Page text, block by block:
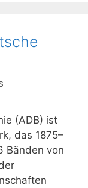
(ADB) ist
das 1875–
Bänden von